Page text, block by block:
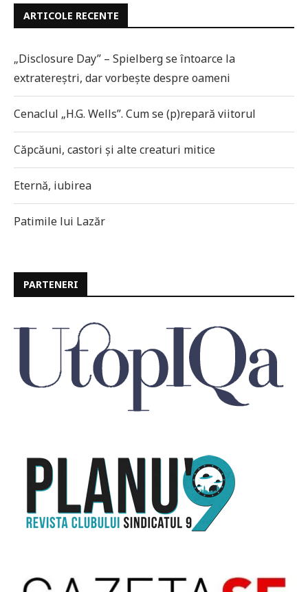
ARTICOLE RECENTE
„Disclosure Day” – Spielberg se întoarce la
extratereștri, dar vorbește despre oameni
Cenaclul „H.G. Wells”. Cum se (p)repară viitorul
Căpcăuni, castori și alte creaturi mitice
Eternă, iubirea
Patimile lui Lazăr
PARTENERI